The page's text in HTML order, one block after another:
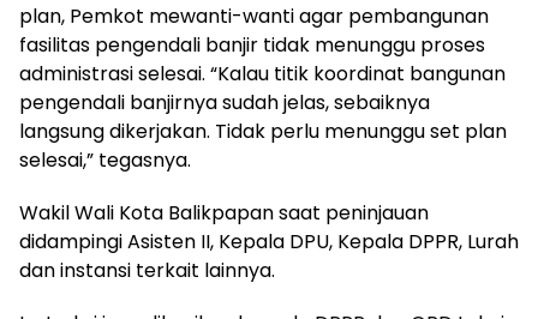
plan, Pemkot mewanti-wanti agar pembangunan
fasilitas pengendali banjir tidak menunggu proses
administrasi selesai. “Kalau titik koordinat bangunan
pengendali banjirnya sudah jelas, sebaiknya
langsung dikerjakan. Tidak perlu menunggu set plan
selesai,” tegasnya.
Wakil Wali Kota Balikpapan saat peninjauan
didampingi Asisten II, Kepala DPU, Kepala DPPR, Lurah
dan instansi terkait lainnya.